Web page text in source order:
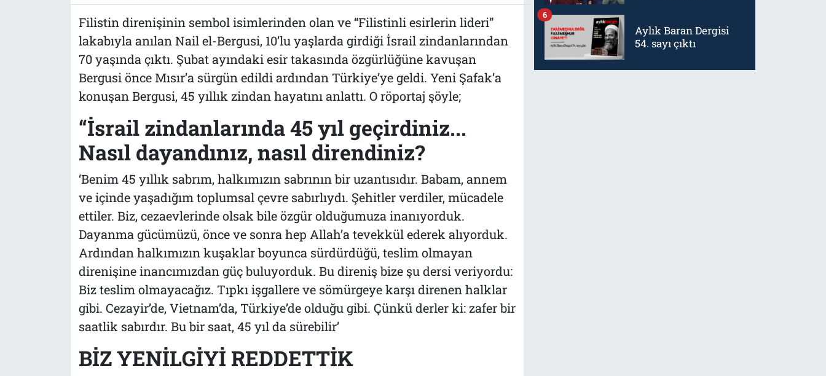
Filistin direnişinin sembol isimlerinden olan ve “Filistinli esirlerin lideri”
lakabıyla anılan Nail el-Bergusi, 10’lu yaşlarda girdiği İsrail zindanlarından
70 yaşında çıktı. Şubat ayındaki esir takasında özgürlüğüne kavuşan
Bergusi önce Mısır’a sürgün edildi ardından Türkiye’ye geldi. Yeni Şafak’a
konuşan Bergusi, 45 yıllık zindan hayatını anlattı. O röportaj şöyle;
“İsrail zindanlarında 45 yıl geçirdiniz...
Nasıl dayandınız, nasıl direndiniz?
‘Benim 45 yıllık sabrım, halkımızın sabrının bir uzantısıdır. Babam, annem
ve içinde yaşadığım toplumsal çevre sabırlıydı. Şehitler verdiler, mücadele
ettiler. Biz, cezaevlerinde olsak bile özgür olduğumuza inanıyorduk.
Dayanma gücümüzü, önce ve sonra hep Allah’a tevekkül ederek alıyorduk.
Ardından halkımızın kuşaklar boyunca sürdürdüğü, teslim olmayan
direnişine inancımızdan güç buluyorduk. Bu direniş bize şu dersi veriyordu:
Biz teslim olmayacağız. Tıpkı işgallere ve sömürgeye karşı direnen halklar
gibi. Cezayir’de, Vietnam’da, Türkiye’de olduğu gibi. Çünkü derler ki: zafer bir
saatlik sabırdır. Bu bir saat, 45 yıl da sürebilir’
BİZ YENİLGİYİ REDDETTİK
Aylık Baran Dergisi
54. sayı çıktı
6